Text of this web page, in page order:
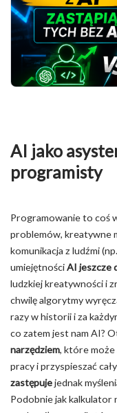
AI jako
programisty
Programowanie to coś
problemów, kreatywne
komunikacja z ludźmi
umiejętnościAI jeszcze
ludzkiej kreatywności i
chwilę algorytmy
razy w historii i za
co zatem jest nam AI?
narzędziem, które
pracy i przyspieszać
zastępujejednak
Podobnie jak kalkulator